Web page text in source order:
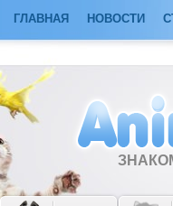
ГЛАВНАЯ НОВОСТИ